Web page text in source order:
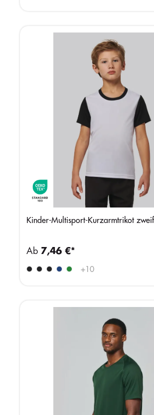
Kinder-Multisport-Kurzarmtrikot
+10
Ab 7,46 €*